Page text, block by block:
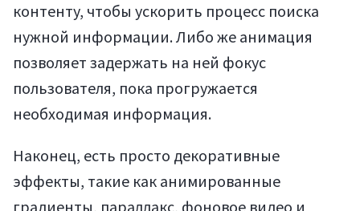
контенту, чтобы ускорить процесс поиска
нужной информации. Либо же анимация
позволяет задержать на ней фокус
пользователя, пока прогружается
необходимая информация.
Наконец, есть просто декоративные
эффекты, такие как анимированные
градиенты, параллакс, фоновое видео и